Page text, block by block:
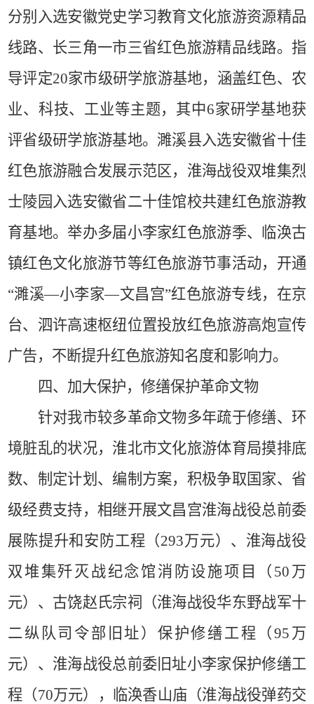
分别入选安徽党史学习教育文化旅游资源精品
线路、长三角一市三省红色旅游精品线路。指
导评定20家市级研学旅游基地，涵盖红色、农
业、科技、工业等主题，其中6家研学基地获
评省级研学旅游基地。濉溪县入选安徽省十佳
红色旅游融合发展示范区，淮海战役双堆集烈
士陵园入选安徽省二十佳馆校共建红色旅游教
育基地。举办多届小李家红色旅游季、临涣古
镇红色文化旅游节等红色旅游节事活动，开通
“濉溪—小李家—文昌宫”红色旅游专线，在京
台、泗许高速枢纽位置投放红色旅游高炮宣传
广告，不断提升红色旅游知名度和影响力。
四、加大保护，修缮保护革命文物
针对我市较多革命文物多年疏于修缮、环
境脏乱的状况，淮北市文化旅游体育局摸排底
数、制定计划、编制方案，积极争取国家、省
级经费支持，相继开展文昌宫淮海战役总前委
展陈提升和安防工程（293万元）、淮海战役
双堆集歼灭战纪念馆消防设施项目（ 50 万
元）、古饶赵氏宗祠（淮海战役华东野战军十
二纵队司令部旧址）保护修缮工程（95 万
元）、淮海战役总前委旧址小李家保护修缮工
程（70万元），临涣香山庙（淮海战役弹药交